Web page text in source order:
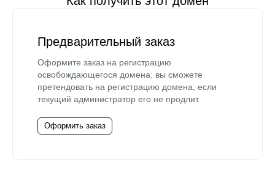
Предварительный заказ
Оформите заказ на регистрацию
освобождающегося домена: вы сможете
претендовать на регистрацию домена, если
текущий администратор его не продлит.
Оформить заказ